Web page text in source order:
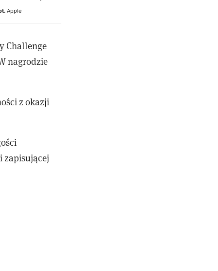
Apple
Challenge
nagrodzie
z okazji
zapisującej